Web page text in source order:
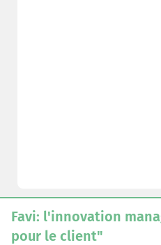
Favi: l'innovation
pour le client"